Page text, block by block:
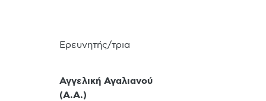
Ερευνητής/τρια
Αγγελική Αγαλιανού
(Α.Α.)